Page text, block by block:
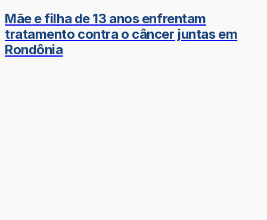
Mãe e filha de 13 anos enfrentam
tratamento contra o câncer juntas em
Rondônia